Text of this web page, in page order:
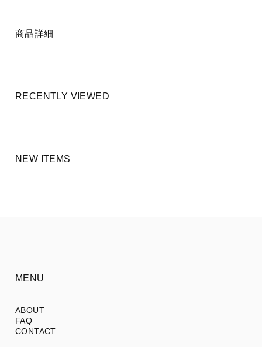
商品詳細
RECENTLY VIEWED
NEW ITEMS
MENU
ABOUT
FAQ
CONTACT